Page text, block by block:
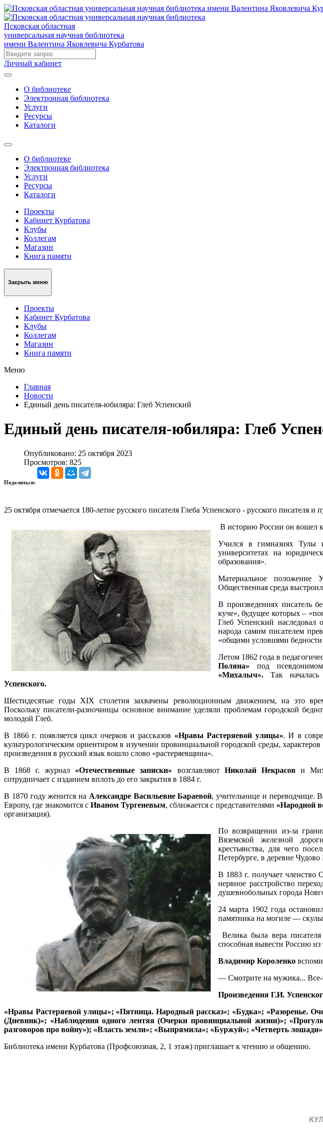
Псковская областная
универсальная научная библиотека
имени Валентина Яковлевича Курбатова
Личный кабинет
О библиотеке
Электронная библиотека
Услуги
Ресурсы
Каталоги
О библиотеке
Электронная библиотека
Услуги
Ресурсы
Каталоги
Проекты
Кабинет Курбатова
Клубы
Коллегам
Магазин
Книга памяти
Закрыть меню
Проекты
Кабинет Курбатова
Клубы
Коллегам
Магазин
Книга памяти
Меню
Главная
Новости
Единый день писателя-юбиляра: Глеб Успенский
Единый день писателя-юбиляра: Глеб
Опубликовано: 25 октября 2023
Просмотров: 825
Поделиться:
25 октября отмечается 180-летие русского писателя Глеба Успенского - русского писателя
В историю России он вошел
Учился в гимназиях Тулы
университетах на
образования».
Материальное положение
Общественная среда
В произведениях писатель
куче», будущее которых –
Глеб Успенский наследовал
народа самим писателем
«общими условиями бедности
Летом 1862 года в
Поляна» под
«Михалыч». Так началась
Успенского.
Шестидесятые годы XIX столетия захвачены революционным движением, на это
Поскольку писатели-разночинцы основное внимание уделяли проблемам городской
молодой Глеб.
В 1866 г. появляется цикл очерков и рассказов «Нравы Растеряевой улицы». И в
культурологическим ориентиром в изучении провинциальной городской среды,
произведения в русский язык вошло слово «растеряевщина».
В 1868 г. журнал «Отечественные записки» возглавляют Николай Некрасови
сотрудничает с изданием вплоть до его закрытия в 1884 г.
В 1870 году женится на Александре Васильевне Бараевой, учительнице и переводчице.
Европу, где знакомится с Иваном Тургеневым, сближается с представителями «Народной
организация).
По возвращении из-за
Вяземской железной
крестьянства, для чего
Петербурге, в деревне
В 1883 г. получает членство
нервное расстройство
душевнобольных города
24 марта 1902 года
памятника на могиле —
Велика была вера
способная вывести Россию
Владимир Короленко
— Смотрите на мужика... Все-
Произведения Г.И.
«Нравы Растеряевой улицы»; «Пятница. Народный рассказ»; «Будка»;
(Дневник)»; «Наблюдения одного лентяя (Очерки провинциальной жизни)»;
разговоров про войну»); «Власть земли»; «Выпрямила»; «Буржуй»; «Четверть
Библиотека имени Курбатова (Профсоюзная, 2, 1 этаж) приглашает к чтению и общению.